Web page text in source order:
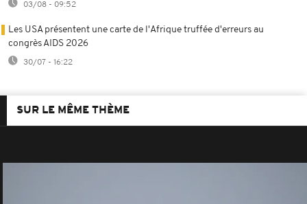
03/08 - 09:52
Les USA présentent une carte de l'Afrique truffée d'erreurs au
congrès AIDS 2026
30/07 - 16:22
SUR LE MÊME THÈME